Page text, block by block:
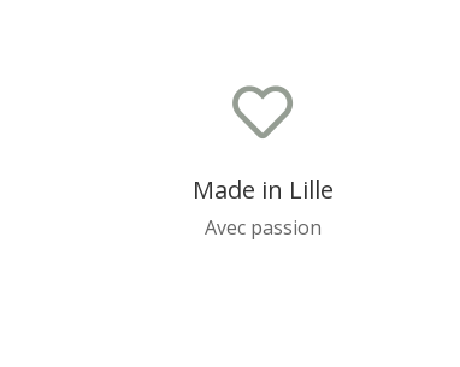

Made in Lille
Avec passion